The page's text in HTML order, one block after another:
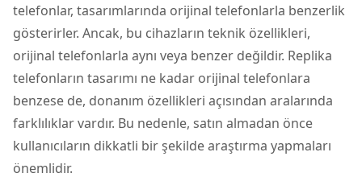
telefonlar, tasarımlarında orijinal telefonlarla benzerlik
gösterirler. Ancak, bu cihazların teknik özellikleri,
orijinal telefonlarla aynı veya benzer değildir. Replika
telefonların tasarımı ne kadar orijinal telefonlara
benzese de, donanım özellikleri açısından aralarında
farklılıklar vardır. Bu nedenle, satın almadan önce
kullanıcıların dikkatli bir şekilde araştırma yapmaları
önemlidir.